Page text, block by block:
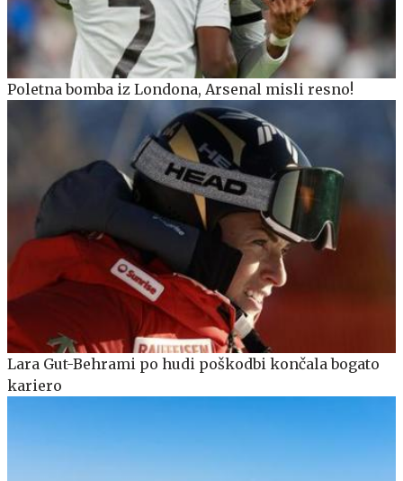
Poletna bomba iz Londona, Arsenal misli resno!
Lara Gut-Behrami po hudi poškodbi končala bogato
kariero